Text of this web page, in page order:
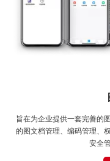
旨在为企业提供一套完善的
的图文档管理、编码管理、
安全